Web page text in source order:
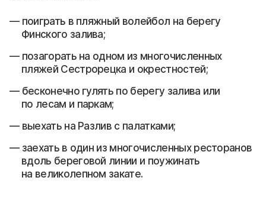
поиграть в пляжный волейбол на берегу
Финского залива;
позагорать на одном из многочисленных
пляжей Сестрорецка и окрестностей;
бесконечно гулять по берегу залива или
по лесам и паркам;
выехать на Разлив с палатками;
заехать в один из многочисленных ресторанов
вдоль береговой линии и поужинать
на великолепном закате.